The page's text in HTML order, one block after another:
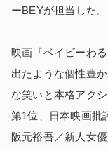
ーBEYが担当した。
映画『ベイビーわ
出たような個性豊
な笑いと本格アク
第1位、日本映画批
阪元裕吾／新人女